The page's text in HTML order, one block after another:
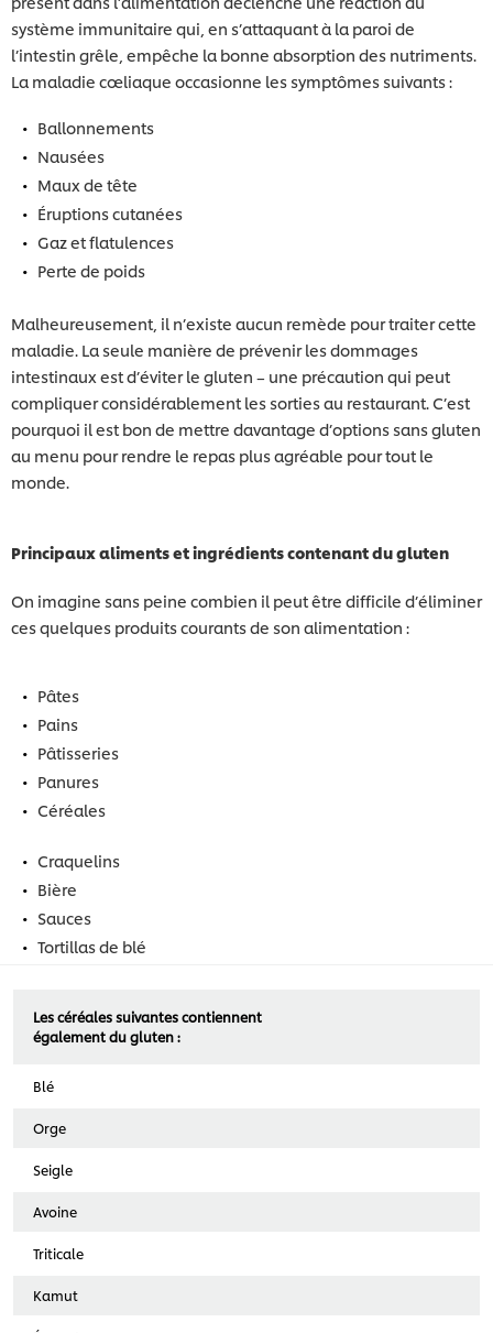
système immunitaire qui, en s’attaquant à la paroi de
l’intestin grêle, empêche la bonne absorption des nutriments.
La maladie cœliaque occasionne les symptômes suivants :
Ballonnements
Nausées
Maux de tête
Éruptions cutanées
Gaz et flatulences
Perte de poids
Malheureusement, il n’existe aucun remède pour traiter cette
maladie. La seule manière de prévenir les dommages
intestinaux est d’éviter le gluten – une précaution qui peut
compliquer considérablement les sorties au restaurant. C’est
pourquoi il est bon de mettre davantage d’options sans gluten
au menu pour rendre le repas plus agréable pour tout le
monde.
Principaux aliments et ingrédients contenant du gluten
On imagine sans peine combien il peut être difficile d’éliminer
ces quelques produits courants de son alimentation :
Pâtes
Pains
Pâtisseries
Panures
Céréales
Craquelins
Bière
Sauces
Tortillas de blé
Les céréales suivantes contiennent
également du gluten :
Blé
Orge
Seigle
Avoine
Triticale
Kamut